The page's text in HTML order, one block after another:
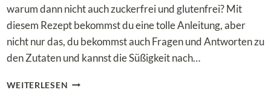
warum dann nicht auch zuckerfrei und glutenfrei? Mit
diesem Rezept bekommst du eine tolle Anleitung, aber
nicht nur das, du bekommst auch Fragen und Antworten zu
den Zutaten und kannst die Süßigkeit nach…
WEITERLESEN LOW